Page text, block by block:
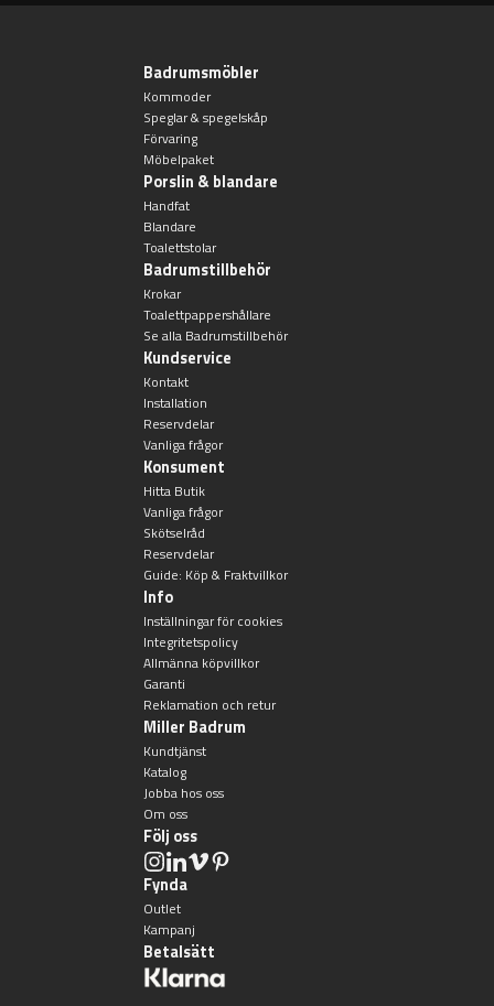
Badrumsmöbler
Kommoder
Speglar & spegelskåp
Förvaring
Möbelpaket
Porslin & blandare
Handfat
Blandare
Toalettstolar
Badrumstillbehör
Krokar
Toalettpappershållare
Se alla Badrumstillbehör
Kundservice
Kontakt
Installation
Reservdelar
Vanliga frågor
Konsument
Hitta Butik
Vanliga frågor
Skötselråd
Reservdelar
Guide: Köp & Fraktvillkor
Info
Inställningar för cookies
Integritetspolicy
Allmänna köpvillkor
Garanti
Reklamation och retur
Miller Badrum
Kundtjänst
Katalog
Jobba hos oss
Om oss
Följ oss
Fynda
Outlet
Kampanj
Betalsätt